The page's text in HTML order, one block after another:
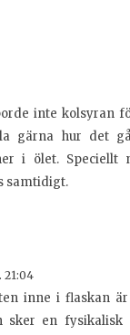
inte kolsyran
gärna hur det
i ölet. Speciellt
samtidigt.
21:04
inne i flaskan
sker en fysikalisk